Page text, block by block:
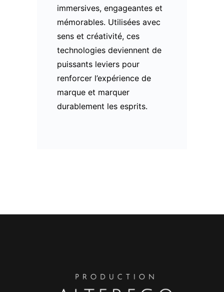
immersives, engageantes et
mémorables. Utilisées avec
sens et créativité, ces
technologies deviennent de
puissants leviers pour
renforcer l’expérience de
marque et marquer
durablement les esprits.